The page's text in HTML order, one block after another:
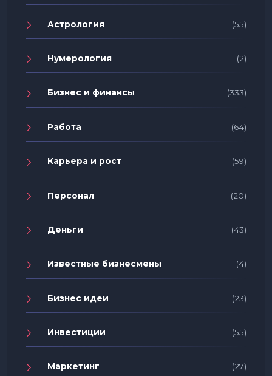
Астрология (55)
Нумерология (2)
Бизнес и финансы (333)
Работа (64)
Карьера и рост (59)
Персонал (20)
Деньги (43)
Известные бизнесмены (4)
Бизнес идеи (23)
Инвестиции (55)
Маркетинг (27)